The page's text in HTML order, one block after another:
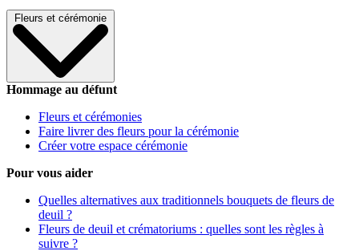
Fleurs et cérémonie
Hommage au défunt
Fleurs et cérémonies
Faire livrer des fleurs pour la cérémonie
Créer votre espace cérémonie
Pour vous aider
Quelles alternatives aux traditionnels bouquets de fleurs de
deuil ?
Fleurs de deuil et crématoriums : quelles sont les règles à
suivre ?